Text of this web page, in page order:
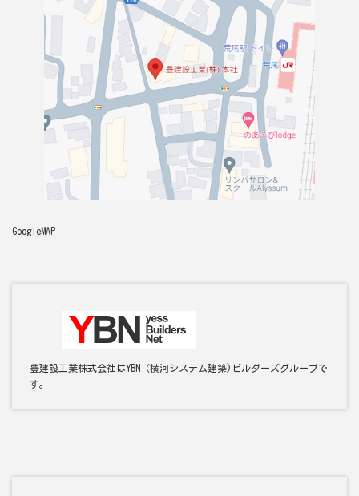
GoogleMAP
豊建設工業株式会社はYBN（横河システム建築) ビルダーズグループで
す。